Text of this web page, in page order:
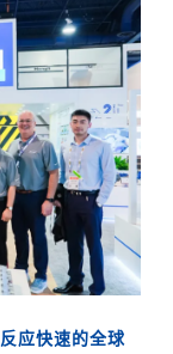
反应快速的全球